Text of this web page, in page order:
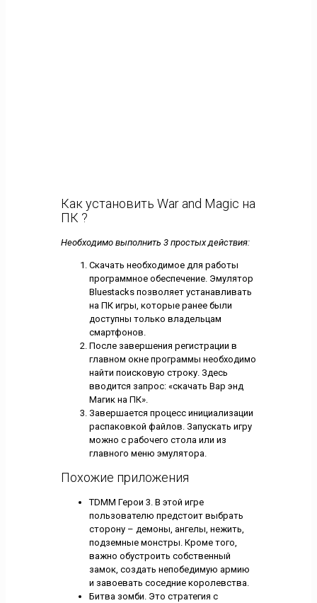
Как установить War and Magic на
ПК ?
Необходимо выполнить 3 простых действия:
Скачать необходимое для работы
программное обеспечение. Эмулятор
Bluestacks позволяет устанавливать
на ПК игры, которые ранее были
доступны только владельцам
смартфонов.
После завершения регистрации в
главном окне программы необходимо
найти поисковую строку. Здесь
вводится запрос: «скачать Вар энд
Магик на ПК».
Завершается процесс инициализации
распаковкой файлов. Запускать игру
можно с рабочего стола или из
главного меню эмулятора.
Похожие приложения
TDMM Герои 3. В этой игре
пользователю предстоит выбрать
сторону – демоны, ангелы, нежить,
подземные монстры. Кроме того,
важно обустроить собственный
замок, создать непобедимую армию
и завоевать соседние королевства.
Битва зомби. Это стратегия с